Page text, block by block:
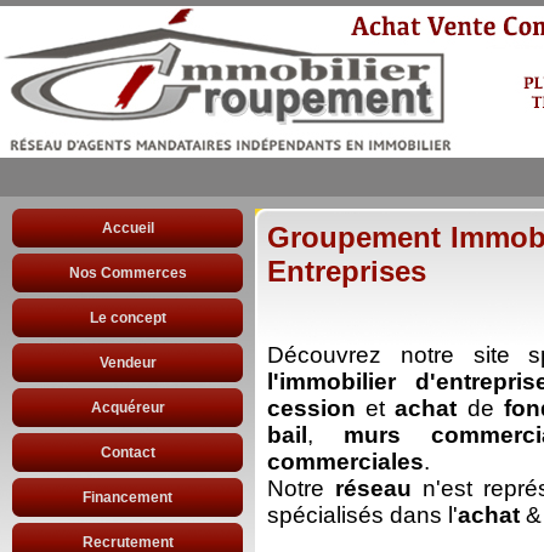
Accueil
Nos Commerces
Le concept
Vendeur
Acquéreur
Contact
Financement
Recrutement
Groupement
Entreprises
Découvrez notre site
l'immobilier
cession etachat de
bail , murs
commerciales.
Notre réseau n'est
spécialisés dans l'achat